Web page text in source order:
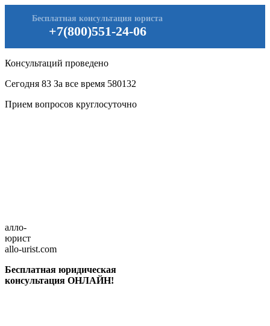
+7(800)551-24-06
Бесплатная консультация юриста
Консультаций проведено
Сегодня 83 За все время 580132
Прием вопросов круглосуточно
алло-
юрист
allo-urist.com
Бесплатная юридическая
консультация ОНЛАЙН!